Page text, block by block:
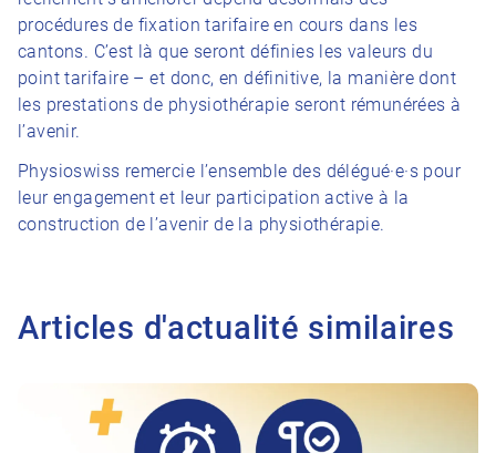
procédures de fixation tarifaire en cours dans les
cantons. C’est là que seront définies les valeurs du
point tarifaire – et donc, en définitive, la manière dont
les prestations de physiothérapie seront rémunérées à
l’avenir.
Physioswiss remercie l’ensemble des délégué·e·s pour
leur engagement et leur participation active à la
construction de l’avenir de la physiothérapie.
Articles d'actualité similaires
Vers l'article Réponses aux principales questions